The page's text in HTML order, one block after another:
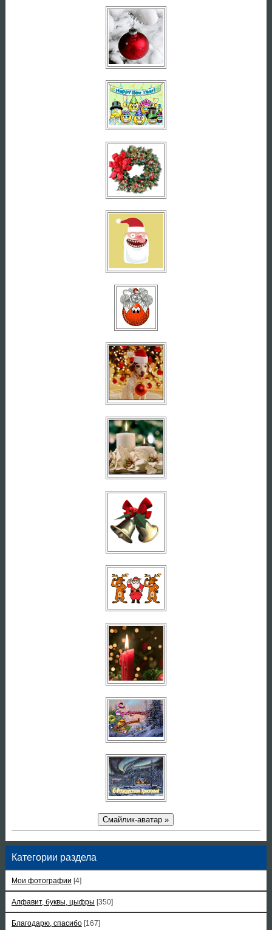
Смайлик-аватар »
Категории раздела
Мои фотографии [4]
Алфавит, буквы, цыфры [350]
Благодарю, спасибо [167]